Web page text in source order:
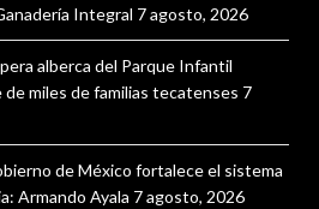
Integral 7 agosto, 2026
alberca del Parque Infantil
miles de familias tecatenses 7
de México fortalece el sistema
Armando Ayala 7 agosto, 2026